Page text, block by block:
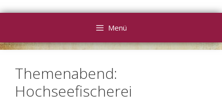
Menü
Themenabend:
Hochseefischerei